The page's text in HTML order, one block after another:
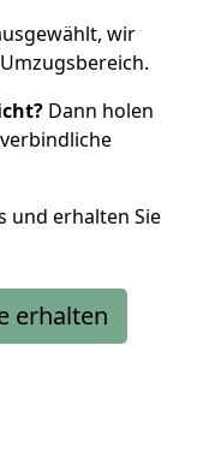
wir
Dann holen
und erhalten Sie
erhalten